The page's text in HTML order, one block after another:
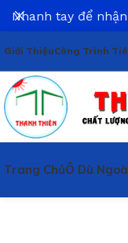
Giới ThiệuCông Trình
Trang ChủÔ Dù
Nhanh tay để